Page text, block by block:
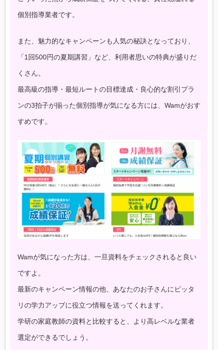
個別指導業者です。
また、魅力的なキャンペーンも人気の秘訣となっており、
「1回500円の夏期講習」など、利用者思いの特典が盛りだ
くさん。
最高級の指導・最短ルートの目標達成・良心的な割引プラ
ンの3拍子が揃った個別指導が気になる方には、Wamがおす
すめです。
Wamが気になった方は、一旦資料をチェックされると良い
ですよ。
最新のキャンペーン情報の他、あなたのお子さんにピッタ
リの学力アップに役立つ情報を送ってくれます。
学研の家庭教師の資料と比較すると、より高レベルな業者
選定ができるでしょう。